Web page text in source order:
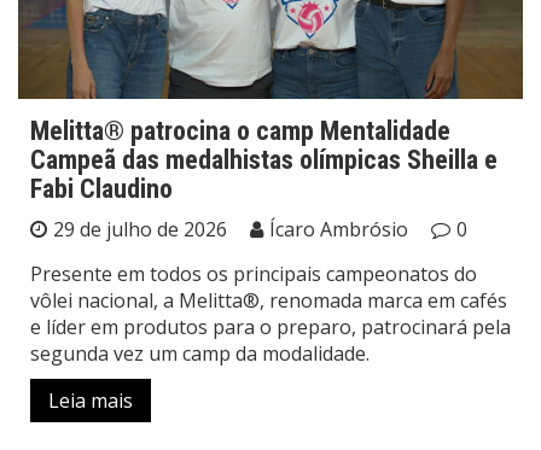
Melitta® patrocina o camp Mentalidade
Campeã das medalhistas olímpicas Sheilla e
Fabi Claudino
29 de julho de 2026 Ícaro Ambrósio
0
Presente em todos os principais campeonatos do
vôlei nacional, a Melitta®, renomada marca em cafés
e líder em produtos para o preparo, patrocinará pela
segunda vez um camp da modalidade.
Leia mais